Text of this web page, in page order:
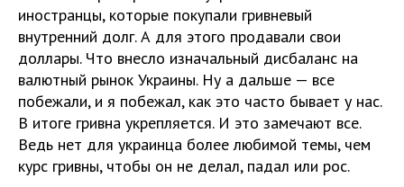
иностранцы, которые покупали гривневый
внутренний долг. А для этого продавали свои
доллары. Что внесло изначальный дисбаланс на
валютный рынок Украины. Ну а дальше — все
побежали, и я побежал, как это часто бывает у нас.
В итоге гривна укрепляется. И это замечают все.
Ведь нет для украинца более любимой темы, чем
курс гривны, чтобы он не делал, падал или рос.